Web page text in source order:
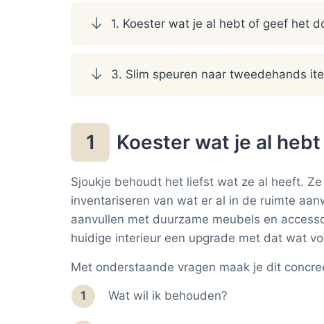
1. Koester wat je al hebt of geef het
3. Slim speuren naar tweedehands
1 Koester wat je al
Sjoukje behoudt het liefst wat ze al heeft.
inventariseren van wat er al in de ruimte
aanvullen met duurzame meubels en
huidige interieur een upgrade met dat wat
Met onderstaande vragen maak je dit
Wat wil ik behouden?